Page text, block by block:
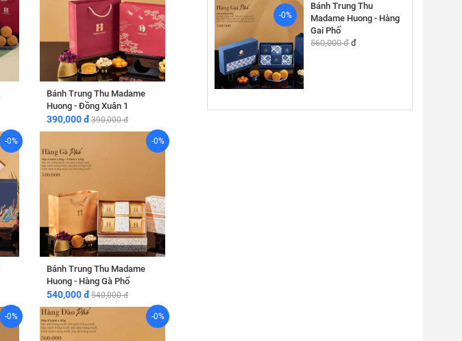
Bánh Trung Thu Madame
Huong - Đồng Xuân 1
390,000 đ390,000 đ
-0% -0%
Bánh Trung Thu Madame
Huong - Hàng Gà Phố
540,000 đ540,000 đ
-0% -0%
-0%
Bánh Trung Thu
Madame Huong - Hàng
Gai Phố
560,000 đ đ